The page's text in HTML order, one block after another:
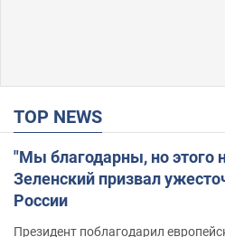
TOP NEWS
"Мы благодарны, но этого
Зеленский призвал
России
Президент поблагодарил